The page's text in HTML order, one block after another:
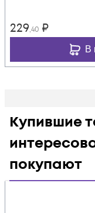
229,40 ₽
В
Купившие
покупают